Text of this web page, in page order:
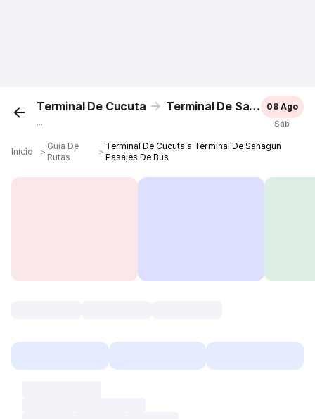
Terminal De Cucuta Terminal De Sahagun
...
08 Ago
Sáb
Inicio ＞
Guía De
Rutas
＞
Terminal De Cucuta a Terminal De Sahagun
Pasajes De Bus